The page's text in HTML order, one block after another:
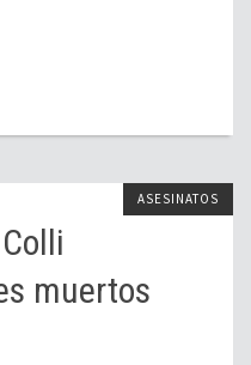
ASESINATOS
muertos